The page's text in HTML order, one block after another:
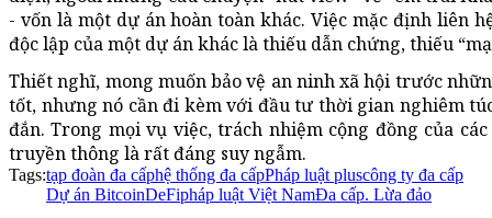
- vốn là một dự án hoàn toàn khác. Việc mặc định liên
độc lập của một dự án khác là thiếu dẫn chứng, thiếu
Thiết nghĩ, mong muốn bảo vệ an ninh xã hội trước
tốt, nhưng nó cần đi kèm với đầu tư thời gian nghiêm
đắn. Trong mọi vụ việc, trách nhiệm cộng đồng của
truyền thông là rất đáng suy ngẫm.
Tags:tạp đoàn đa cấphệ thống đa cấpPháp luật pluscông ty đa cấp
Dự án BitcoinDeFipháp luật Việt NamĐa cấp. Lừa đảo